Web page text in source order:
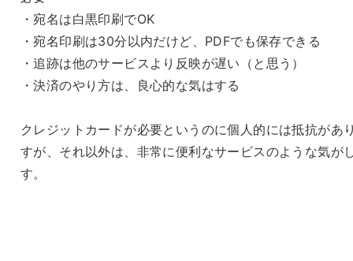
・宛名は白黒印刷でOK
・宛名印刷は30分以内だけど、PDFでも保存できる
・追跡は他のサービスより反映が遅い（と思う）
・決済のやり方は、良心的な気はする
クレジットカードが必要というのに個人的には抵抗があ
すが、それ以外は、非常に便利なサービスのような気が
す。